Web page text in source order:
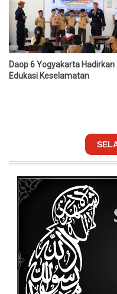
Daop 6 Yogyakarta Hadirkan
Edukasi Keselamatan